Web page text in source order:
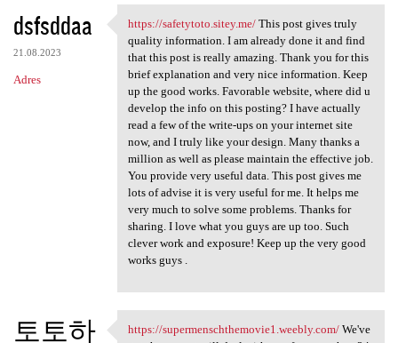
dsfsddaa
21.08.2023
Adres
https://safetytoto.sitey.me/
https://safetytoto.sitey.me/This post gives truly
quality information. I am already done it and find
that this post is really amazing. Thank you for this
brief explanation and very nice information. Keep
up the good works. Favorable website, where did u
develop the info on this posting? I have actually
read a few of the write-ups on your internet site
now, and I truly like your design. Many thanks a
million as well as please maintain the effective job.
You provide very useful data. This post gives me
lots of advise it is very useful for me. It helps me
very much to solve some problems. Thanks for
sharing. I love what you guys are up too. Such
clever work and exposure! Keep up the very good
works guys .
토토하
https://supermenschthemovie1.weebly.com/We've